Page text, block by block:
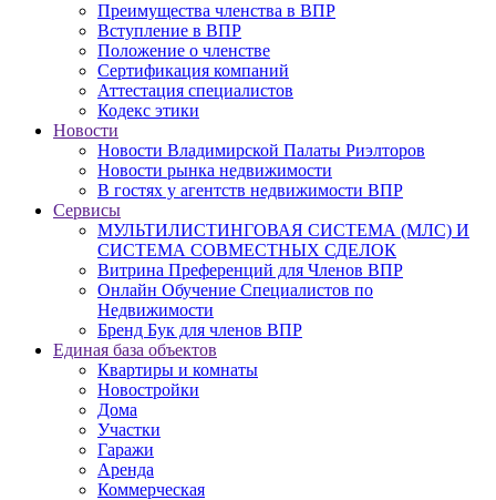
Преимущества членства в ВПР
Вступление в ВПР
Положение о членстве
Сертификация компаний
Аттестация специалистов
Кодекс этики
Новости
Новости Владимирской Палаты Риэлторов
Новости рынка недвижимости
В гостях у агентств недвижимости ВПР
Сервисы
МУЛЬТИЛИСТИНГОВАЯ СИСТЕМА (МЛС) И
СИСТЕМА СОВМЕСТНЫХ СДЕЛОК
Витрина Преференций для Членов ВПР
Онлайн Обучение Специалистов по
Недвижимости
Бренд Бук для членов ВПР
Единая база объектов
Квартиры и комнаты
Новостройки
Дома
Участки
Гаражи
Аренда
Коммерческая